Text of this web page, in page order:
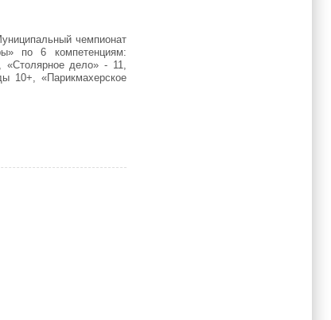
чемпионат
по 6 компетенциям:
«Столярное дело» - 11,
10+, «Парикмахерское